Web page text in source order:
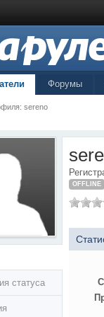
Форумы
sereno
статуса
OFFLINE